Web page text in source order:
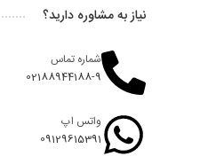
نیاز به مشاوره دارید؟
شماره تماس
02188944188-9
واتس اپ
09129615391